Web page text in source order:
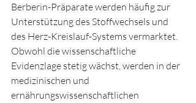
Berberin-Präparate werden häufig zur
Unterstützung des Stoffwechsels und
des Herz-Kreislauf-Systems vermarktet.
Obwohl die wissenschaftliche
Evidenzlage stetig wächst, werden in der
medizinischen und
ernährungswissenschaftlichen